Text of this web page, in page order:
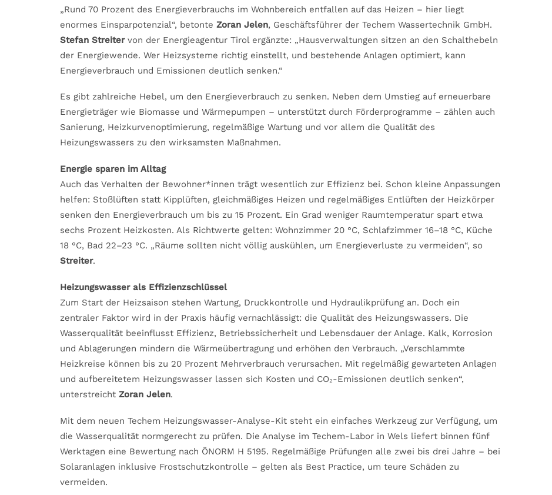
„Rund 70 Prozent des Energieverbrauchs im Wohnbereich entfallen auf das Heizen – hier liegt
enormes Einsparpotenzial“, betonte Zoran Jelen, Geschäftsführer der Techem Wassertechnik GmbH.
Stefan Streitervon der Energieagentur Tirol ergänzte: „Hausverwaltungen sitzen an den Schalthebeln
der Energiewende. Wer Heizsysteme richtig einstellt, und bestehende Anlagen optimiert, kann
Energieverbrauch und Emissionen deutlich senken.“
Es gibt zahlreiche Hebel, um den Energieverbrauch zu senken. Neben dem Umstieg auf erneuerbare
Energieträger wie Biomasse und Wärmepumpen – unterstützt durch Förderprogramme – zählen auch
Sanierung, Heizkurvenoptimierung, regelmäßige Wartung und vor allem die Qualität des
Heizungswassers zu den wirksamsten Maßnahmen.
Energie sparen im Alltag
Auch das Verhalten der Bewohner*innen trägt wesentlich zur Effizienz bei. Schon kleine Anpassungen
helfen: Stoßlüften statt Kipplüften, gleichmäßiges Heizen und regelmäßiges Entlüften der Heizkörper
senken den Energieverbrauch um bis zu 15 Prozent. Ein Grad weniger Raumtemperatur spart etwa
sechs Prozent Heizkosten. Als Richtwerte gelten: Wohnzimmer 20 °C, Schlafzimmer 16–18 °C, Küche
18 °C, Bad 22–23 °C. „Räume sollten nicht völlig auskühlen, um Energieverluste zu vermeiden“, so
Streiter.
Heizungswasser als Effizienzschlüssel
Zum Start der Heizsaison stehen Wartung, Druckkontrolle und Hydraulikprüfung an. Doch ein
zentraler Faktor wird in der Praxis häufig vernachlässigt: die Qualität des Heizungswassers. Die
Wasserqualität beeinflusst Effizienz, Betriebssicherheit und Lebensdauer der Anlage. Kalk, Korrosion
und Ablagerungen mindern die Wärmeübertragung und erhöhen den Verbrauch. „Verschlammte
Heizkreise können bis zu 20 Prozent Mehrverbrauch verursachen. Mit regelmäßig gewarteten Anlagen
und aufbereitetem Heizungswasser lassen sich Kosten und CO₂-Emissionen deutlich senken“,
unterstreicht Zoran Jelen.
Mit dem neuen Techem Heizungswasser-Analyse-Kit steht ein einfaches Werkzeug zur Verfügung, um
die Wasserqualität normgerecht zu prüfen. Die Analyse im Techem-Labor in Wels liefert binnen fünf
Werktagen eine Bewertung nach ÖNORM H 5195. Regelmäßige Prüfungen alle zwei bis drei Jahre – bei
Solaranlagen inklusive Frostschutzkontrolle – gelten als Best Practice, um teure Schäden zu
vermeiden.